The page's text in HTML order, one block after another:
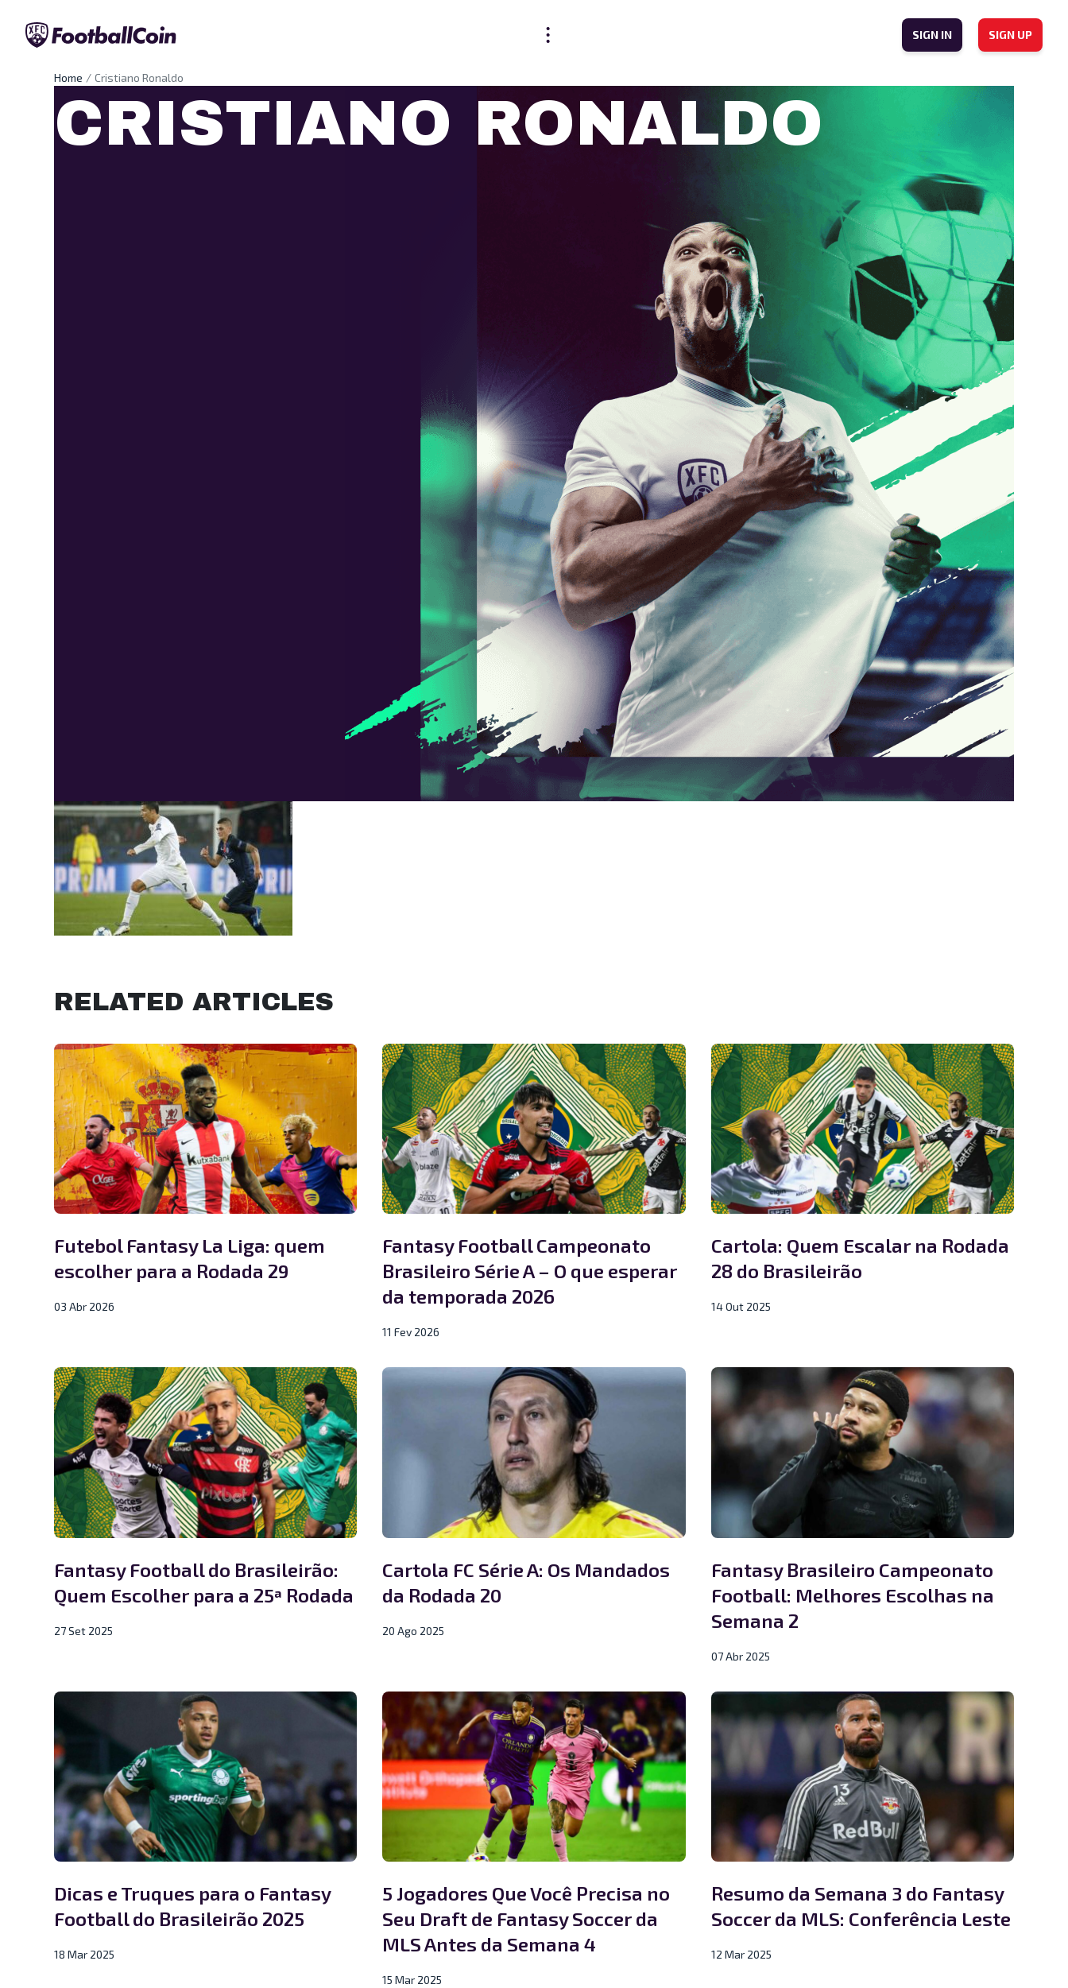
SIGN IN SIGN UP
Home Cristiano Ronaldo
CRISTIANO RONALDO
RELATED ARTICLES
Futebol Fantasy La Liga: quem
escolher para a Rodada 29
03 Abr 2026
Fantasy Football Campeonato
Brasileiro Série A – O que esperar
da temporada 2026
11 Fev 2026
Cartola: Quem Escalar na Rodada
28 do Brasileirão
14 Out 2025
Fantasy Football do Brasileirão:
Quem Escolher para a 25ª Rodada
27 Set 2025
Cartola FC Série A: Os Mandados
da Rodada 20
20 Ago 2025
Fantasy Brasileiro Campeonato
Football: Melhores Escolhas na
Semana 2
07 Abr 2025
Dicas e Truques para o Fantasy
Football do Brasileirão 2025
18 Mar 2025
5 Jogadores Que Você Precisa no
Seu Draft de Fantasy Soccer da
MLS Antes da Semana 4
15 Mar 2025
Resumo da Semana 3 do Fantasy
Soccer da MLS: Conferência Leste
12 Mar 2025